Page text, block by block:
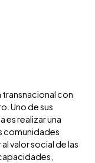
transnacional con
Uno de sus
realizar una
comunidades
valor social de las